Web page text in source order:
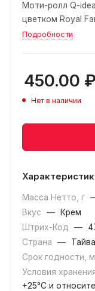
Моти-ролл Q-
цветком Royal
Подробности
450.00 ₽
Нет в наличии
Масса Нетто, г
Вкус
—
Крем
Штрих-Код
—
Страна
—
Срок годности,
Условия
+25°С и